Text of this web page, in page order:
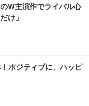
ア (ホワイト)
スクチェア 肘なし メ
ート付き 腰サポート ガ
ャスター付き コンパク
FHD】GRAPHT THE S
24” Essential ゲーミン
FHD 量子ドット 残
ーツ 超厚型 お徳用 レギ
限定】
W主演作でライバル心
け」
ポジティブに、ハッピ